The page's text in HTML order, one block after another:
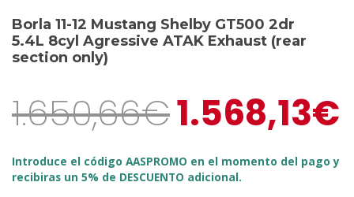
Borla 11-12 Mustang Shelby GT500 2dr
5.4L 8cyl Agressive ATAK Exhaust (rear
section only)
1.650,66€1.568,13€
Introduce el código AASPROMO en el momento del pago y
recibiras un 5% de DESCUENTO adicional.